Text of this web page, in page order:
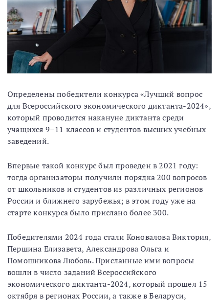
Определены победители конкурса «Лучший вопрос
для Всероссийского экономического диктанта-2024»,
который проводится накануне диктанта среди
учащихся 9–11 классов и студентов высших учебных
заведений.
Впервые такой конкурс был проведен в 2021 году:
тогда организаторы получили порядка 200 вопросов
от школьников и студентов из различных регионов
России и ближнего зарубежья; в этом году уже на
старте конкурса было прислано более 300.
Победителями 2024 года стали Коновалова Виктория,
Першина Елизавета, Александрова Ольга и
Помошникова Любовь. Присланные ими вопросы
вошли в число заданий Всероссийского
экономического диктанта-2024, который прошел 15
октября в регионах России, а также в Беларуси,